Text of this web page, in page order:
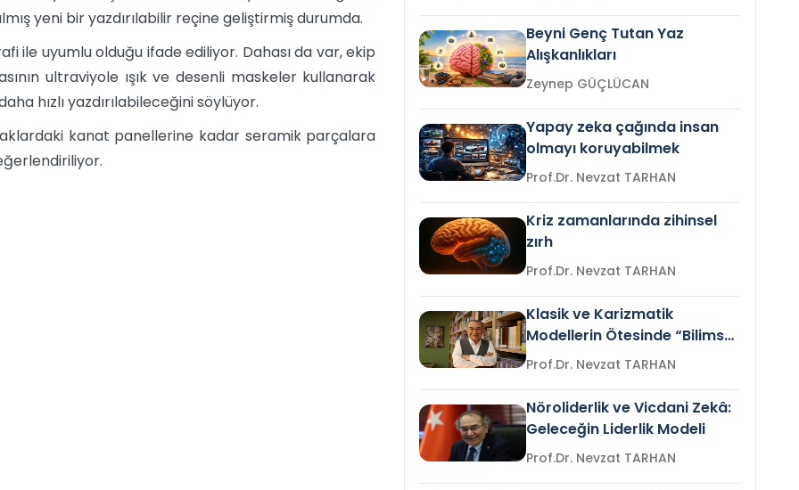
yeni bir yazdırılabilir reçine geliştirmiş durumda.
ile uyumlu olduğu ifade ediliyor. Dahası da var, ekip
ultraviyole ışık ve desenli maskeler kullanarak
hızlı yazdırılabileceğini söylüyor.
kanat panellerine kadar seramik parçalara
Beyni Genç Tutan Yaz
Alışkanlıkları
Zeynep GÜÇLÜCAN
Yapay zeka çağında insan
olmayı koruyabilmek
Prof.Dr. Nevzat TARHAN
Kriz zamanlarında zihinsel
zırh
Prof.Dr. Nevzat TARHAN
Klasik ve Karizmatik
Modellerin Ötesinde “Bilimsel
Liderlik”
Prof.Dr. Nevzat TARHAN
Nöroliderlik ve Vicdani Zekâ:
Geleceğin Liderlik Modeli
Prof.Dr. Nevzat TARHAN